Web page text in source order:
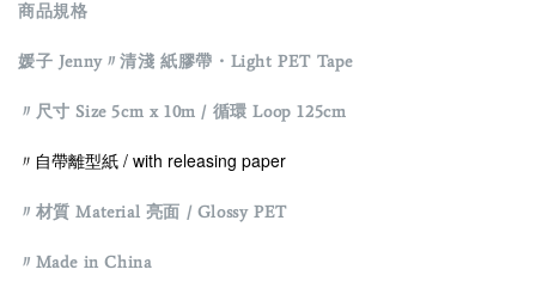
商品規格
媛子 Jenny〃清淺 紙膠帶・Light PET Tape
〃尺寸 Size 5cm x 10m / 循環 Loop 125cm
〃自帶離型紙 / with releasing paper
〃材質 Material 亮面 / Glossy PET
〃Made in China